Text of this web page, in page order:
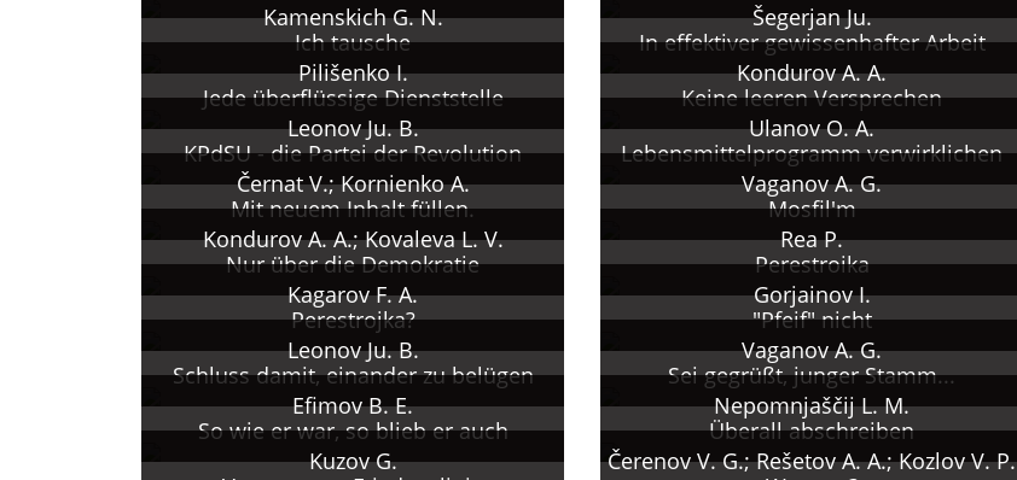
Kamenskich G. N.
Ich tausche
Šegerjan Ju.
In effektiver gewissenhafter Arbeit
Pilišenko I.
Jede überflüssige Dienststelle
Kondurov A. A.
Keine leeren Versprechen
Leonov Ju. B.
KPdSU - die Partei der Revolution
Ulanov O. A.
Lebensmittelprogramm verwirklichen
Černat V.; Kornienko A.
Mit neuem Inhalt füllen.
Vaganov A. G.
Mosfil'm
Kondurov A. A.; Kovaleva L. V.
Nur über die Demokratie
Rea P.
Perestroika
Kagarov F. A.
Perestrojka?
Gorjainov I.
"Pfeif" nicht
Leonov Ju. B.
Schluss damit, einander zu belügen
Vaganov A. G.
Sei gegrüßt, junger Stamm...
Efimov B. E.
So wie er war, so blieb er auch
Nepomnjaščij L. M.
Überall abschreiben
Kuzov G.
Čerenov V. G.; Rešetov A. A.; Kozlov V. P.